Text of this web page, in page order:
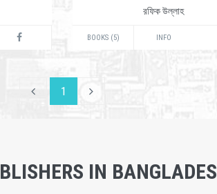
রফিক উল্লাহ
BOOKS (5) INFO
1
IN